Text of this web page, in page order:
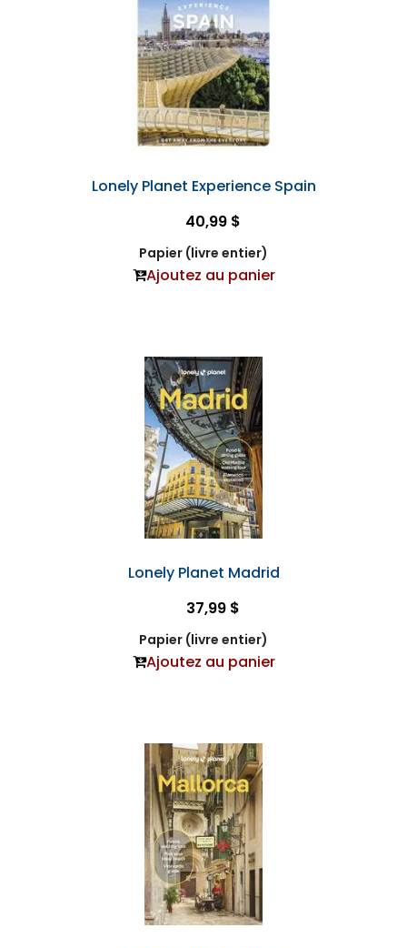
Lonely Planet Experience Spain
40,99 $
Papier (livre entier)
Ajoutez au panier
Lonely Planet Madrid
37,99 $
Papier (livre entier)
Ajoutez au panier